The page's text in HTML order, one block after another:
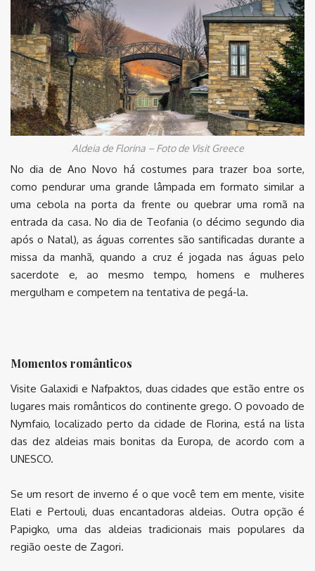
Aldeia de Florina – Foto de Visit Greece
No dia de Ano Novo há costumes para trazer boa sorte,
como pendurar uma grande lâmpada em formato similar a
uma cebola na porta da frente ou quebrar uma romã na
entrada da casa. No dia de Teofania (o décimo segundo dia
após o Natal), as águas correntes são santificadas durante a
missa da manhã, quando a cruz é jogada nas águas pelo
sacerdote e, ao mesmo tempo, homens e mulheres
mergulham e competem na tentativa de pegá-la.
Momentos românticos
Visite Galaxidi e Nafpaktos, duas cidades que estão entre os
lugares mais românticos do continente grego. O povoado de
Nymfaio, localizado perto da cidade de Florina, está na lista
das dez aldeias mais bonitas da Europa, de acordo com a
UNESCO.
Se um resort de inverno é o que você tem em mente, visite
Elati e Pertouli, duas encantadoras aldeias. Outra opção é
Papigko, uma das aldeias tradicionais mais populares da
região oeste de Zagori.